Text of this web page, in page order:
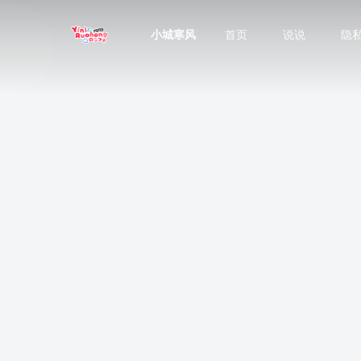
小城寒风 首页 说说 隐